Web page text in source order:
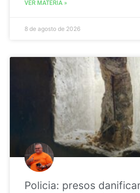
VER MATÉRIA »
8 de agosto de 2026
Policia: presos